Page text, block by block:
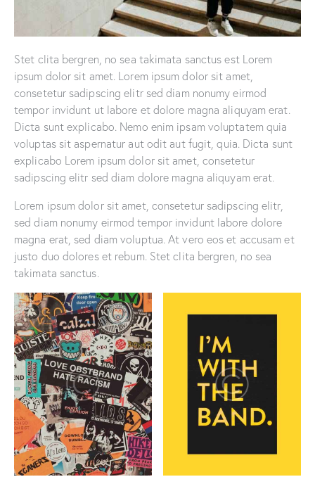
Stet clita bergren, no sea takimata sanctus est Lorem
ipsum dolor sit amet. Lorem ipsum dolor sit amet,
consetetur sadipscing elitr sed diam nonumy eirmod
tempor invidunt ut labore et dolore magna aliquyam erat.
Dicta sunt explicabo. Nemo enim ipsam voluptatem quia
voluptas sit aspernatur aut odit aut fugit, quia. Dicta sunt
explicabo Lorem ipsum dolor sit amet, consetetur
sadipscing elitr sed diam dolore magna aliquyam erat.
Lorem ipsum dolor sit amet, consetetur sadipscing elitr,
sed diam nonumy eirmod tempor invidunt labore dolore
magna erat, sed diam voluptua. At vero eos et accusam et
justo duo dolores et rebum. Stet clita bergren, no sea
takimata sanctus.